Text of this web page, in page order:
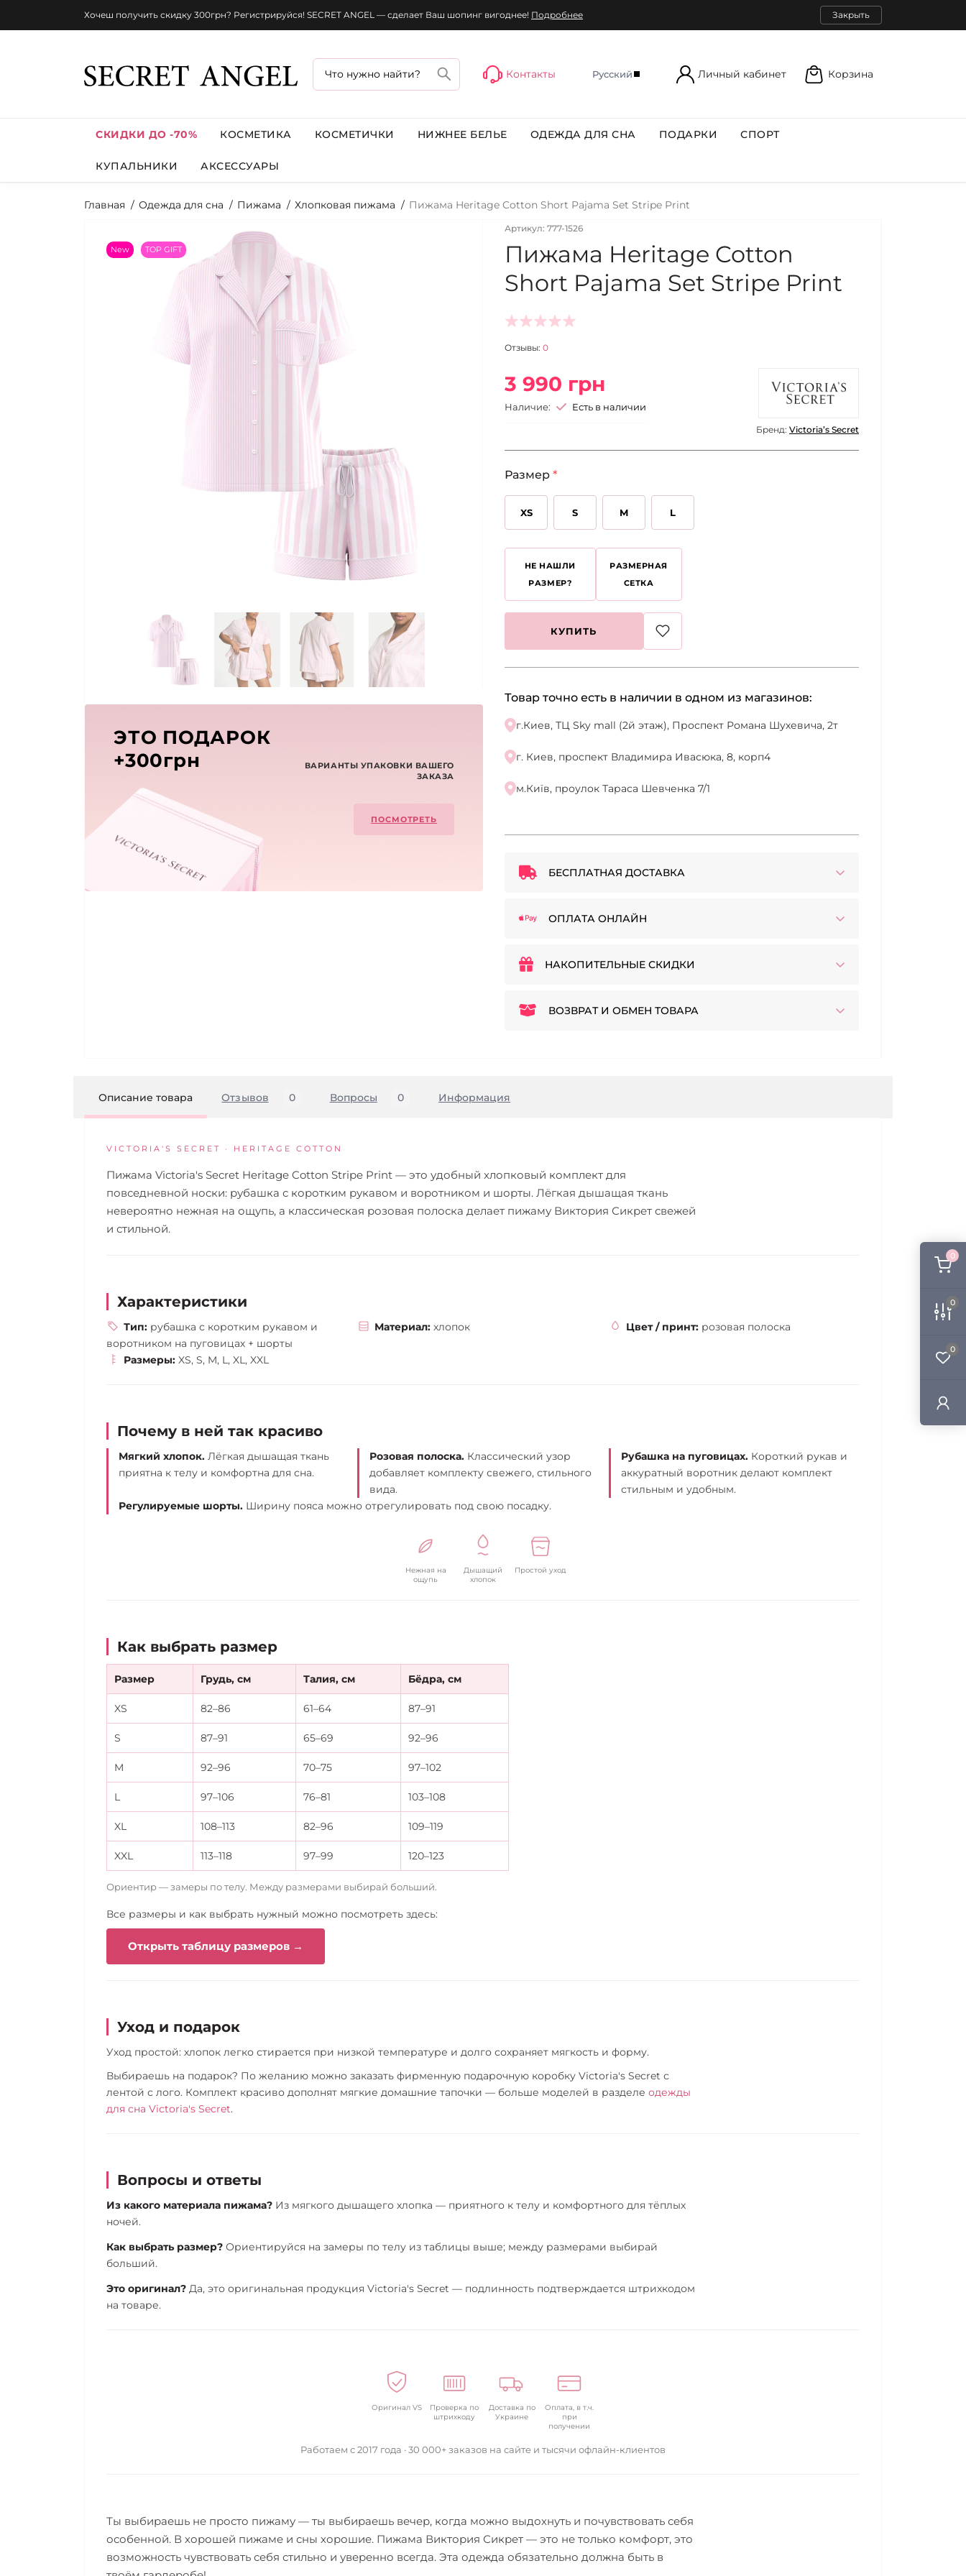
0
0
0
Хочеш получить скидку 300грн? Регистрируйся! SECRET ANGEL — сделает Ваш шопинг вигоднее! Подробнее Закрыть
Контакты Русский Личный кабинет Корзина
СКИДКИ ДО -70% КОСМЕТИКА КОСМЕТИЧКИ НИЖНЕЕ БЕЛЬЕ ОДЕЖДА ДЛЯ СНА ПОДАРКИ СПОРТ
КУПАЛЬНИКИ АКСЕССУАРЫ
Главная Одежда для сна Пижама Хлопковая пижама Пижама Heritage Cotton Short Pajama Set Stripe Print
New TOP GIFT
ЭТО ПОДАРОК
+300грн
ВАРИАНТЫ УПАКОВКИ ВАШЕГО
ЗАКАЗА
ПОСМОТРЕТЬ
Артикул: 777-1526
Пижама Heritage Cotton
Short Pajama Set Stripe Print
Отзывы: 0
3 990 грн
Наличие: Есть в наличии
Бренд: Victoria’s Secret
Размер *
XS S M L
НЕ НАШЛИ
РАЗМЕР?
РАЗМЕРНАЯ
СЕТКА
КУПИТЬ
Товар точно есть в наличии в одном из магазинов:
г.Киев, ТЦ Sky mall (2й этаж), Проспект Романа Шухевича, 2т
г. Киев, проспект Владимира Ивасюка, 8, корп4
м.Київ, проулок Тараса Шевченка 7/1
БЕСПЛАТНАЯ ДОСТАВКА
ОПЛАТА ОНЛАЙН
НАКОПИТЕЛЬНЫЕ СКИДКИ
ВОЗВРАТ И ОБМЕН ТОВАРА
Описание товара Отзывов 0 Вопросы 0 Информация
VICTORIA'S SECRET · HERITAGE COTTON
Пижама Victoria's Secret Heritage Cotton Stripe Print — это удобный хлопковый комплект для
повседневной носки: рубашка с коротким рукавом и воротником и шорты. Лёгкая дышащая ткань
невероятно нежная на ощупь, а классическая розовая полоска делает пижаму Виктория Сикрет свежей
и стильной.
Характеристики
Тип: рубашка с коротким рукавом и
воротником на пуговицах + шорты
Материал: хлопок Цвет / принт:розовая полоска
Размеры: XS, S, M, L, XL, XXL
Почему в ней так красиво
Мягкий хлопок. Лёгкая дышащая ткань
приятна к телу и комфортна для сна.
Розовая полоска. Классический узор
добавляет комплекту свежего, стильного
вида.
Рубашка на пуговицах.Короткий рукав и
аккуратный воротник делают комплект
стильным и удобным.
Регулируемые шорты. Ширину пояса можно отрегулировать под свою посадку.
Нежная на
ощупь
Дышащий
хлопок
Простой уход
Как выбрать размер
Размер Грудь, см Талия, см Бёдра, см
XS 82–86 61–64 87–91
S 87–91 65–69 92–96
M 92–96 70–75 97–102
L 97–106 76–81 103–108
XL 108–113 82–96 109–119
XXL 113–118 97–99 120–123
Ориентир — замеры по телу. Между размерами выбирай больший.
Все размеры и как выбрать нужный можно посмотреть здесь:
Открыть таблицу размеров →
Уход и подарок
Уход простой: хлопок легко стирается при низкой температуре и долго сохраняет мягкость и форму.
Выбираешь на подарок? По желанию можно заказать фирменную подарочную коробку Victoria's Secret с
лентой с лого. Комплект красиво дополнят мягкие домашние тапочки — больше моделей в разделе одежды
для сна Victoria's Secret.
Вопросы и ответы
Из какого материала пижама? Из мягкого дышащего хлопка — приятного к телу и комфортного для тёплых
ночей.
Как выбрать размер? Ориентируйся на замеры по телу из таблицы выше; между размерами выбирай
больший.
Это оригинал? Да, это оригинальная продукция Victoria's Secret — подлинность подтверждается штрихкодом
на товаре.
Оригинал VS
Проверка по
штрихкоду
Доставка по
Украине
Оплата, в т.ч.
при
получении
Работаем с 2017 года · 30 000+ заказов на сайте и тысячи офлайн-клиентов
Ты выбираешь не просто пижаму — ты выбираешь вечер, когда можно выдохнуть и почувствовать себя
особенной. В хорошей пижаме и сны хорошие. Пижама Виктория Сикрет — это не только комфорт, это
возможность чувствовать себя стильно и уверенно всегда. Эта одежда обязательно должна быть в